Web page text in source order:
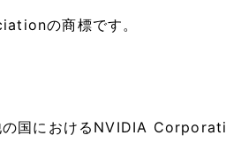
の商標です。
国におけるNVIDIA